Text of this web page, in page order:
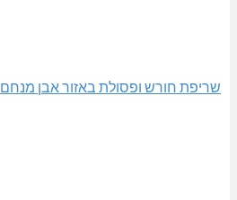
שריפת חורש ופסולת באזור אבן מנחם